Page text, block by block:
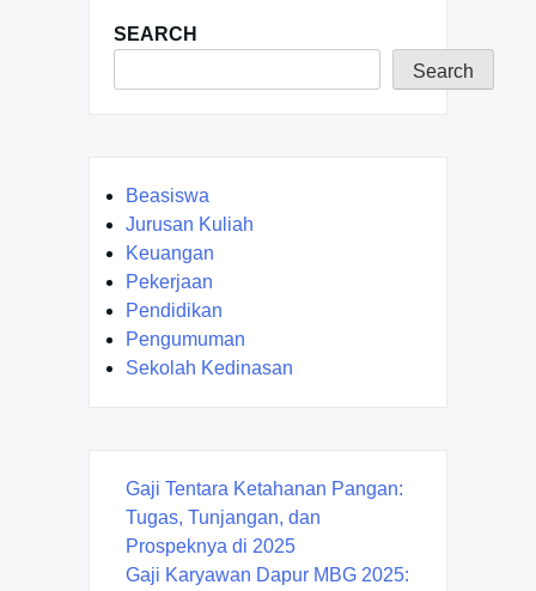
SEARCH
Search
Beasiswa
Jurusan Kuliah
Keuangan
Pekerjaan
Pendidikan
Pengumuman
Sekolah Kedinasan
Gaji Tentara Ketahanan Pangan:
Tugas, Tunjangan, dan
Prospeknya di 2025
Gaji Karyawan Dapur MBG 2025: